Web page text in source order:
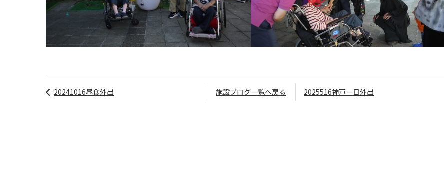
20241016昼食外出 施設ブログ一覧へ戻る 2025516神戸一日外出